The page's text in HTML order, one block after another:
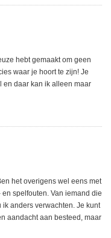
hebt gemaakt om geen
waar je hoort te zijn! Je
en daar kan ik alleen maar
het overigens wel eens met
spelfouten. Van iemand die
anders verwachten. Je kunt
aandacht aan besteed, maar